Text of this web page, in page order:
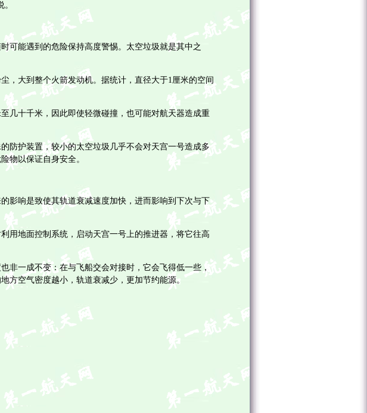
能遇到的危险保持高度警惕。太空垃圾就是其中之
大到整个火箭发动机。据统计，直径大于1厘米的空间
十千米，因此即使轻微碰撞，也可能对航天器造成重
护装置，较小的太空垃圾几乎不会对天宫一号造成多
物以保证自身安全。
响是致使其轨道衰减速度加快，进而影响到下次与下
地面控制系统，启动天宫一号上的推进器，将它往高
一成不变：在与飞船交会对接时，它会飞得低一些，
方空气密度越小，轨道衰减少，更加节约能源。